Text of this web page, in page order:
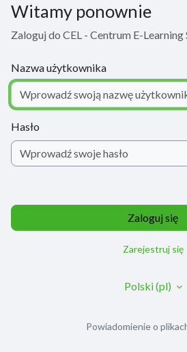
Witamy ponownie
Zaloguj do CEL - Centrum E-Learning
Nazwa użytkownika
Hasło
Zaloguj się
Zarejestruj się
Polski ‎(pl)‎
Powiadomienie o